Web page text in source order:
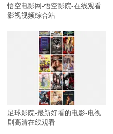
悟空电影网-悟空影院-在线观看
影视视频综合站
足球影院-最新好看的电影-电视
剧高清在线观看